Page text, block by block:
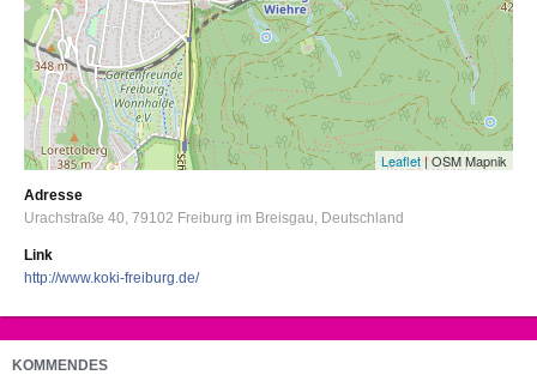
Leaflet | OSM Mapnik
Adresse
Urachstraße 40 79102 Freiburg im Breisgau Deutschland
Link
http://www.koki-freiburg.de/
KOMMENDES